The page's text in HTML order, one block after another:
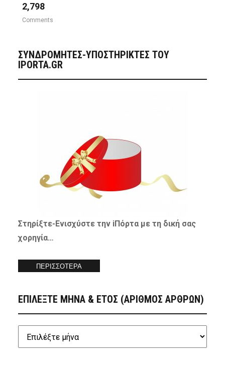
2,798
Comments
ΣΥΝΔΡΟΜΗΤΈΣ-ΥΠΟΣΤΗΡΙΚΤΈΣ ΤΟΥ
IPORTA.GR
Στηρίξτε-Ενισχύστετην iΠόρτα με τη δική σας
χορηγία…
ΠΕΡΙΣΣΟΤΕΡΑ
ΕΠΙΛΕΞΤΕ ΜΗΝΑ & ΕΤΟΣ (ΑΡΙΘΜΟΣ ΑΡΘΡΩΝ)